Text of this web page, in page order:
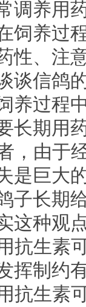
调养用
饲养过
性、注
谈信鸽
养过程
长期用
，由于
是巨大
子长期
这种观
抗生素
挥制约
抗生素